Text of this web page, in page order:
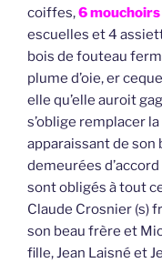
coiffes,6 mouchoirs
escuelles et 4
bois de fouteau
plume d’oie, er
elle qu’elle auroit
s’oblige remplacer
apparaissant de
demeurées
sont obligés à tout
Claude Crosnier (s)
son beau frère et
fille, Jean Laisné et